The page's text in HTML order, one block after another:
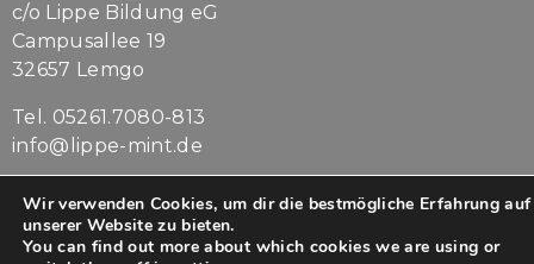
c/o Lippe Bildung eG
Campusallee 19
32657 Lemgo
Tel. 05261.7080-813
info@lippe-mint.de
Impressum | Datenschutz
Wir verwenden Cookies, um dir die bestmögliche Erfahrung auf
unserer Website zu bieten.
You can find out more about which cookies we are using or